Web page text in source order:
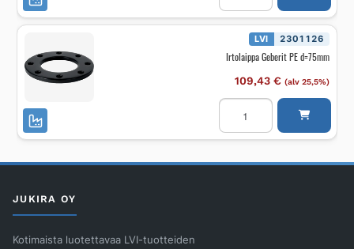
d=250mm
määrä
LVI 2301126
Irtolaippa Geberit PE d=75mm
109,43 € (alv 25,5%)
Irtolaippa
Geberit
d=75mm
JUKIRA OY
Kotimaista luotettavaa LVI-tuotteiden